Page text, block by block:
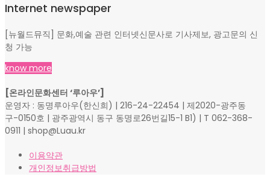
Internet newspaper
[뉴월드뮤직] 문화,예술 관련 인터넷신문사로 기사제보, 광고문의 신
청 가능
know more
[온라인문화센터 ‘루아우’]
운영자 : 동명루아우(한신희) | 216-24-22454 | 제2020-광주동
구-0150호 | 광주광역시 동구 동명로26번길15-1 B1) | T 062-368-
0911 | shop@Luau.kr
이용약관
개인정보취급방법